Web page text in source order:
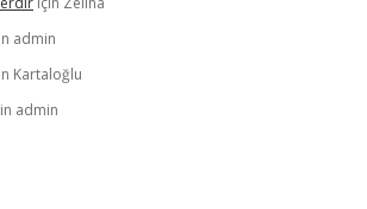
admin
Kartaloğlu
admin